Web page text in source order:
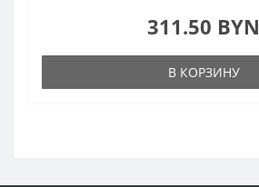
311.50 BYN
В КОРЗИНУ